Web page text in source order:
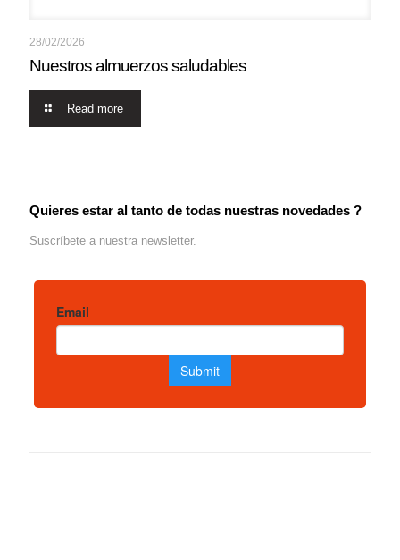
28/02/2026
Nuestros almuerzos saludables
Read more
Quieres estar al tanto de todas nuestras novedades ?
Suscríbete a nuestra newsletter.